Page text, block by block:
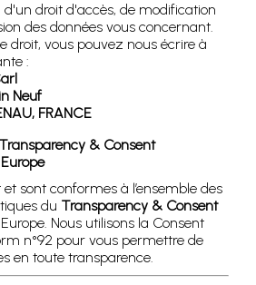
d'un droit d'accès, de modification
des données vous concernant.
droit, vous pouvez nous écrire à
:
Neuf
FRANCE
& Consent
sont conformes à l’ensemble des
du Transparency & Consent
Europe. Nous utilisons la Consent
n°92 pour vous permettre de
en toute transparence.